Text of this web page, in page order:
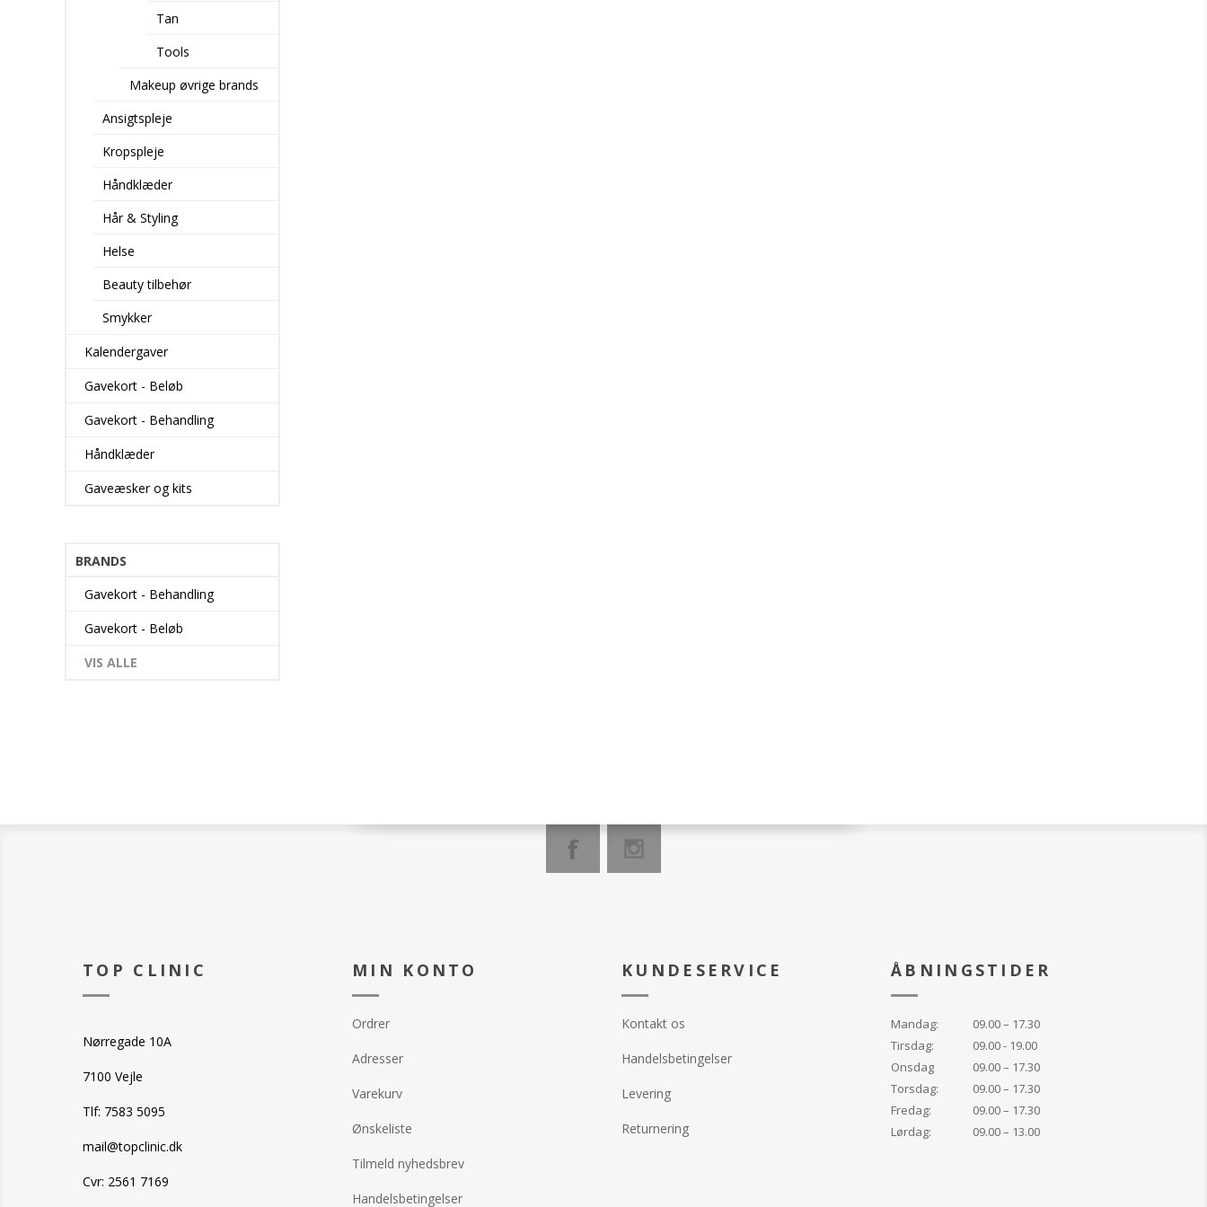
Tan
Tools
Makeup øvrige brands
Ansigtspleje
Kropspleje
Håndklæder
Hår & Styling
Helse
Beauty tilbehør
Smykker
Kalendergaver
Gavekort - Beløb
Gavekort - Behandling
Håndklæder
Gaveæsker og kits
BRANDS
Gavekort - Behandling
Gavekort - Beløb
VIS ALLE
TOP CLINIC
Nørregade 10A
7100 Vejle
Tlf: 7583 5095
mail@topclinic.dk
Cvr: 2561 7169
MIN KONTO
Ordrer
Adresser
Varekurv
Ønskeliste
Tilmeld nyhedsbrev
Handelsbetingelser
KUNDESERVICE
Kontakt os
Handelsbetingelser
Levering
Returnering
ÅBNINGSTIDER
Mandag:
09.00 – 17.30
Tirsdag:
09.00 - 19.00
Onsdag
09.00 – 17.30
Torsdag:
09.00 – 17.30
Fredag:
09.00 – 17.30
Lørdag:
09.00 – 13.00